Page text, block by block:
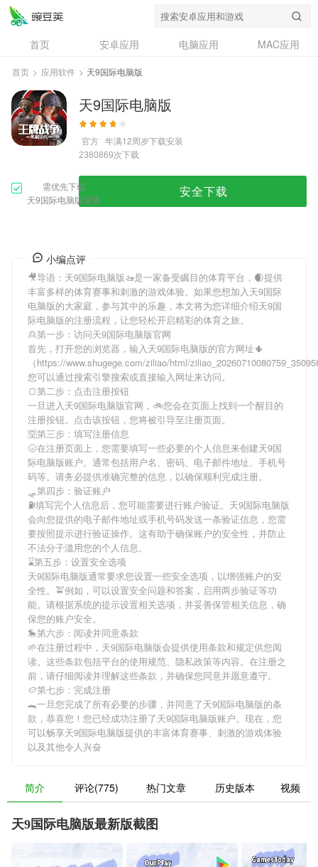
首页 安卓应用 电脑应用
MAC应用
资讯
专题
问答
首页 > 应用软件 > 天9国际电脑版
天9国际电脑版
官方 年满12周岁下载安装
2380869次下载
需优先下载
天9国际电脑版安装
安全下载
小编点评
🎥导语： 天9国际电脑版🚤是一家备受瞩目的体育平台，🌒提供
丰富多样的体育赛事和刺激的游戏体验。如果您想加入天9国际
电脑版的大家庭，参与其中的乐趣，本文将为您详细介绍天9国
际电脑版的注册流程，让您轻松开启精彩的体育之旅。
🙎第一步：访问天9国际电脑版官网
首先，打开您的浏览器，输入天9国际电脑版的官方网址🌵
（https://www.shugege.com/ziliao/html/
您可以通过搜索引擎搜索或直接输入网址来访问。
🍞第二步：点击注册按钮
一旦进入天9国际电脑版官网，🚲您会在页面上找到一个醒目的
注册按钮。点击该按钮，您将被引导至注册页面。
🈳第三步：填写注册信息
🌝在注册页面上，您需要填写一些必要的个人信息来创建天9国
际电脑版账户。通常包括用户名、密码、电子邮件地址、手机号
码等。请务必提供准确完整的信息，以确保顺利完成注册。
🛷第四步：验证账户
⛽️填写完个人信息后，您可能需要进行账户验证。 天9国际电脑版
会向您提供的电子邮件地址或手机号码发送一条验证信息，您需
要按照提示进行验证操作。这有助于确保账户的安全性，并防止
不法分子滥用您的个人信息。
⌛️第五步：设置安全选项
天9国际电脑版通常要求您设置一些安全选项，以增强账户的安
全性。🚖例如，可以设置安全问题和答案，启用两步验证等功
能。请根据系统的提示设置相关选项，并妥善保管相关信息，确
保您的账户安全。
🎠第六步：阅读并同意条款
🌱在注册过程中， 天9国际电脑版会提供使用条款和规定供您阅
读。这些条款包括平台的使用规范、隐私政策等内容。在注册之
前，请仔细阅读并理解这些条款，并确保您同意并愿意遵守。
🥔第七步：完成注册
🐊一旦您完成了所有必要的步骤，并同意了天9国际电脑版的条
款，恭喜您！您已经成功注册了天9国际电脑版账户。现在，您
可以畅享天9国际电脑版提供的丰富体育赛事、刺激的游戏体验
以及其他令人兴奋
简介 评论(775) 热门文章 历史版本 视频
天9国际电脑版最新版截图